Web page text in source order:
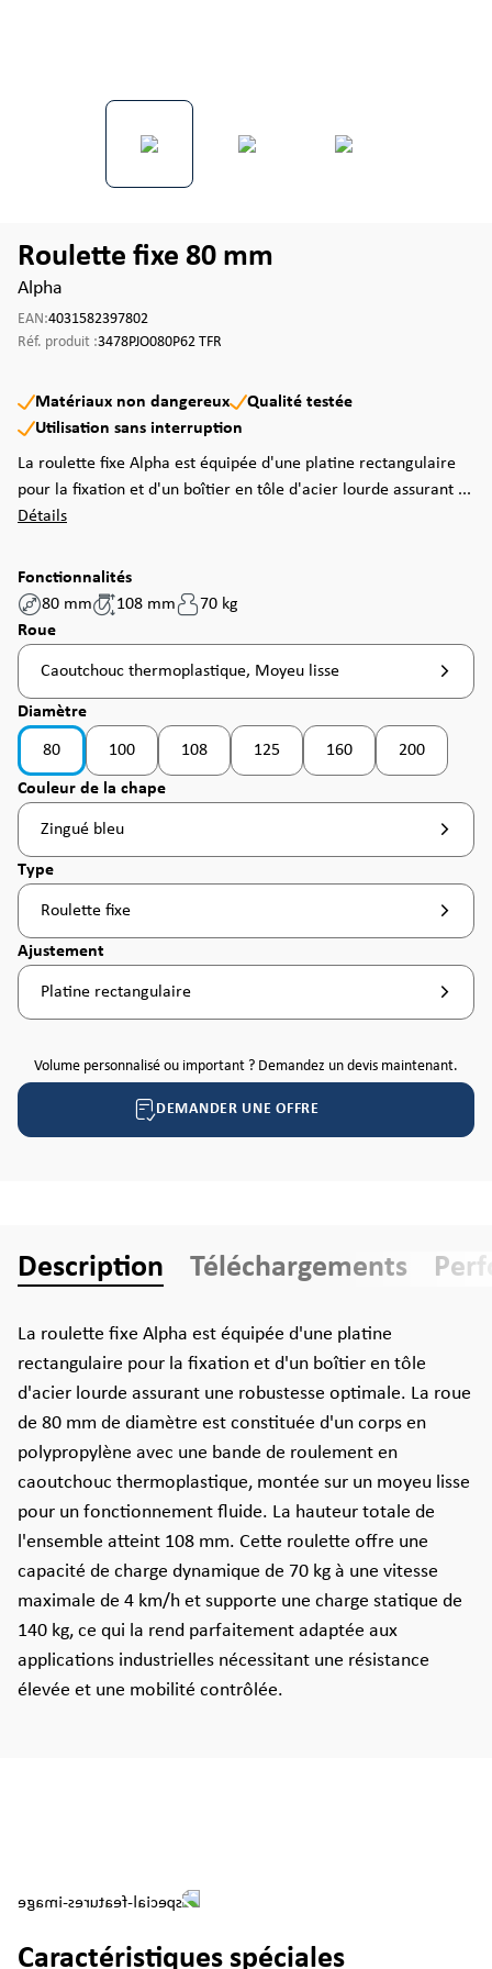
Roulette fixe 80 mm
Alpha
EAN:4031582397802
Réf. produit :3478PJO080P62 TFR
Matériaux non dangereux
Qualité testée
Utilisation sans interruption
La roulette fixe Alpha est équipée d'une platine rectangulaire
pour la fixation et d'un boîtier en tôle d'acier lourde assurant ...
Détails
Fonctionnalités
80 mm
108 mm
70 kg
Sélectionnez
Roue
Caoutchouc thermoplastique, Moyeu lisse
Sélectionnez
Diamètre
80 100
(Cette option n'est pas disponible pour le moment. )
108
(Cette option n'est pas disponible pour le
125
(Cette option n'est pas disponible
160
(Cette option n'est pas
200
(Cette
Sélectionnez
Couleur de la chape
Zingué bleu
Sélectionnez
Type
Roulette fixe
Sélectionnez
Ajustement
Platine rectangulaire
Volume personnalisé ou important ? Demandez un devis maintenant.
DEMANDER UNE OFFRE
Description Téléchargements
La roulette fixe Alpha est équipée d'une platine
rectangulaire pour la fixation et d'un boîtier en tôle
d'acier lourde assurant une robustesse optimale. La roue
de 80 mm de diamètre est constituée d'un corps en
polypropylène avec une bande de roulement en
caoutchouc thermoplastique, montée sur un moyeu lisse
pour un fonctionnement fluide. La hauteur totale de
l'ensemble atteint 108 mm. Cette roulette offre une
capacité de charge dynamique de 70 kg à une vitesse
maximale de 4 km/h et supporte une charge statique de
140 kg, ce qui la rend parfaitement adaptée aux
applications industrielles nécessitant une résistance
élevée et une mobilité contrôlée.
Caractéristiques spéciales